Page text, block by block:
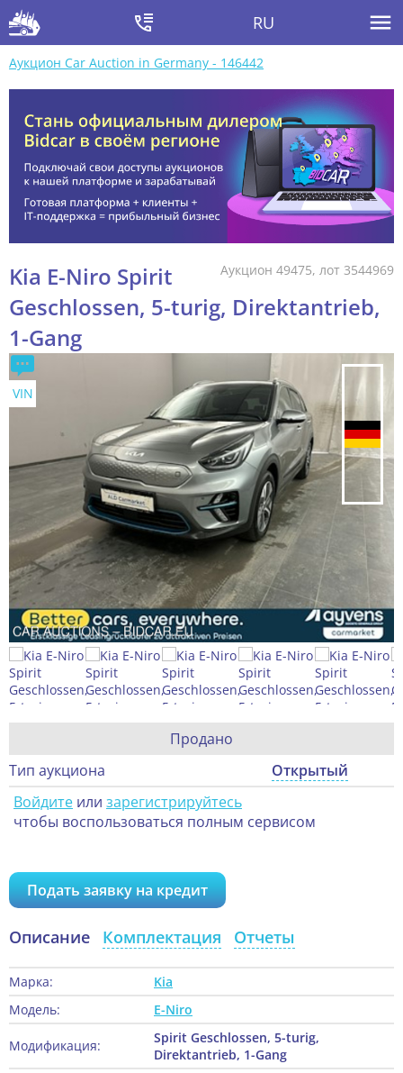
RU
Аукцион Car Auction in Germany - 146442
Аукцион 49475, лот 3544969
Kia E-Niro Spirit
Geschlossen, 5-turig, Direktantrieb,
1-Gang
VIN
Продано
Тип аукциона
Открытый
Войдите или зарегистрируйтесь
чтобы воспользоваться полным сервисом
Подать заявку на кредит
Описание Комплектация Отчеты
Марка:
Kia
Модель:
E-Niro
Модификация:
Spirit Geschlossen, 5-turig,
Direktantrieb, 1-Gang